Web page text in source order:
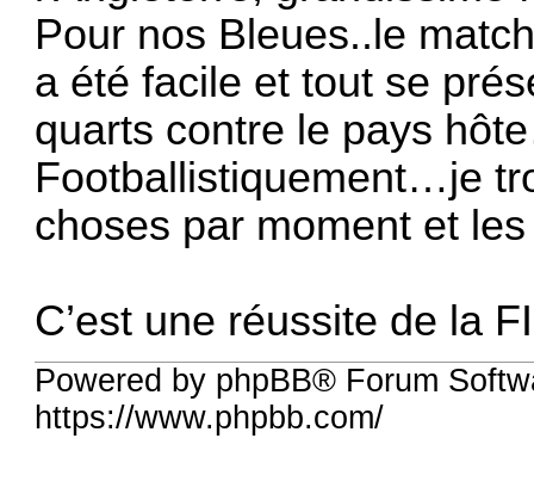
Pour nos Bleues..le
a été facile et tout se
quarts contre le pays
Footballistiquement…je
choses par moment et
C’est une réussite de la
Powered by phpBB® Forum
https://www.phpbb.com/